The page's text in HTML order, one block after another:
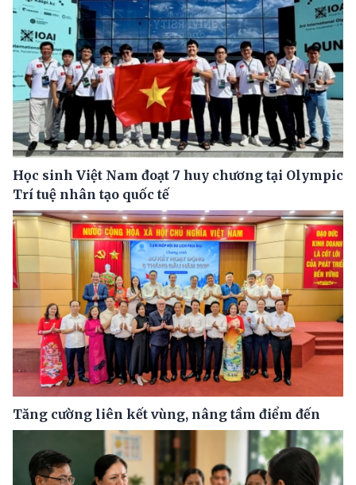
Học sinh Việt Nam đoạt 7 huy chương tại Olympic
Trí tuệ nhân tạo quốc tế
Tăng cường liên kết vùng, nâng tầm điểm đến